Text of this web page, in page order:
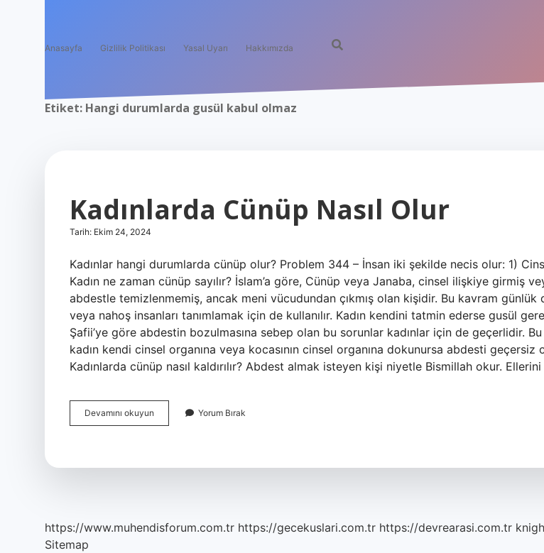
Anasayfa Gizlilik Politikası Yasal Uyarı Hakkımızda
Etiket: Hangi durumlarda gusül kabul olmaz
Kadınlarda Cünüp Nasıl Olur
Tarih: Ekim 24, 2024
Kadınlar hangi durumlarda cünüp olur? Problem 344 – İnsan iki şekilde necis olur: 1)
Kadın ne zaman cünüp sayılır? İslam’a göre, Cünüp veya Janaba, cinsel ilişkiye girmiş
abdestle temizlenmemiş, ancak meni vücudundan çıkmış olan kişidir. Bu kavram günlük
veya nahoş insanları tanımlamak için de kullanılır. Kadın kendini tatmin ederse gusül
Şafii’ye göre abdestin bozulmasına sebep olan bu sorunlar kadınlar için de geçerlidir.
kadın kendi cinsel organına veya kocasının cinsel organına dokunursa abdesti geçersiz
Kadınlarda cünüp nasıl kaldırılır? Abdest almak isteyen kişi niyetle Bismillah okur. Ellerini
Devamını okuyun Kadınlarda
Cünüp
Yorum Bırak
https://www.muhendisforum.com.tr https://gecekuslari.com.tr https://devrearasi.com.tr
Sitemap